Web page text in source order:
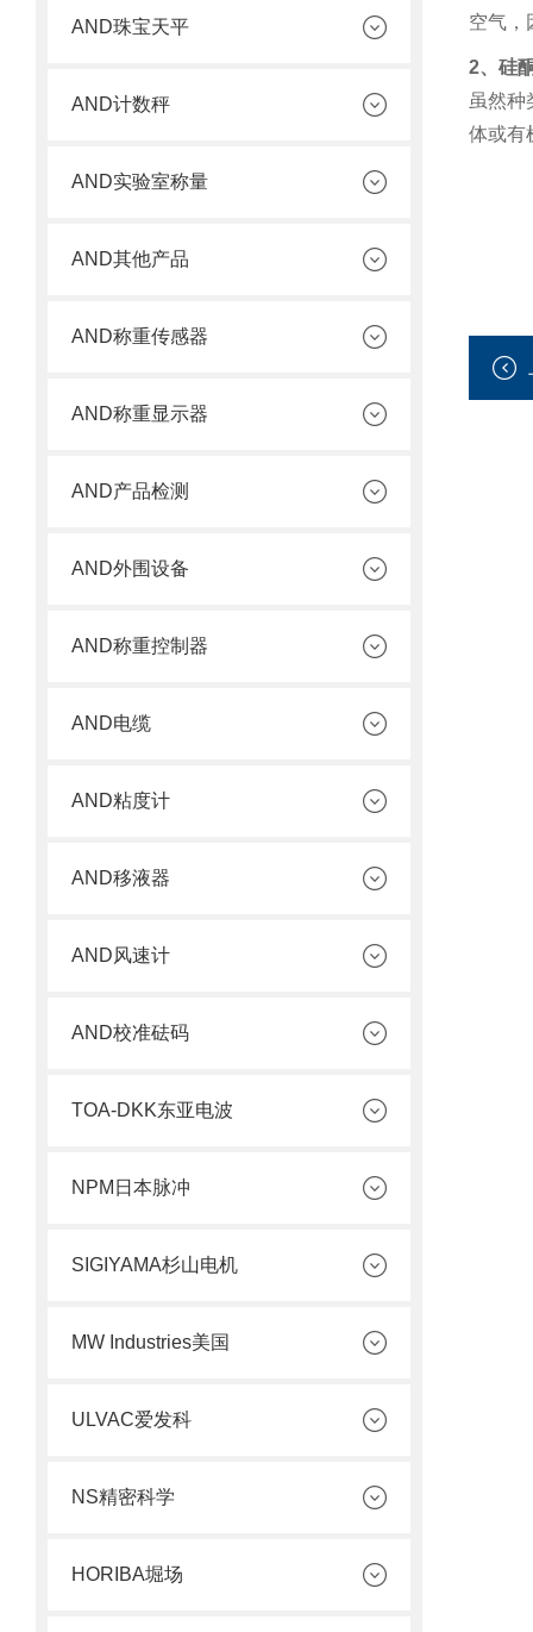
AND珠宝天平
AND计数秤
AND实验室称量
AND其他产品
AND称重传感器
AND称重显示器
AND产品检测
AND外围设备
AND称重控制器
AND电缆
AND粘度计
AND移液器
AND风速计
AND校准砝码
TOA-DKK东亚电波
NPM日本脉冲
SIGIYAMA杉山电机
MW Industries美国
ULVAC爱发科
NS精密科学
HORIBA堀场
空气，
2、硅
虽然种
体或有